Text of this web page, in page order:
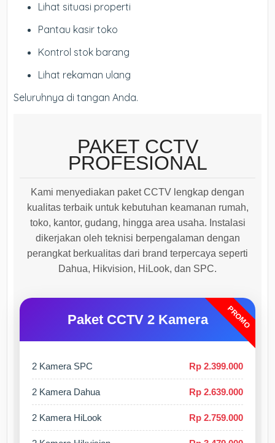
Lihat situasi properti
Pantau kasir toko
Kontrol stok barang
Lihat rekaman ulang
Seluruhnya di tangan Anda.
PAKET CCTV
PROFESIONAL
Kami menyediakan paket CCTV lengkap dengan
kualitas terbaik untuk kebutuhan keamanan rumah,
toko, kantor, gudang, hingga area usaha. Instalasi
dikerjakan oleh teknisi berpengalaman dengan
perangkat berkualitas dari brand terpercaya seperti
Dahua, Hikvision, HiLook, dan SPC.
PROMO
Paket CCTV 2 Kamera
2 Kamera SPC Rp 2.399.000
2 Kamera Dahua Rp 2.639.000
2 Kamera HiLook Rp 2.759.000